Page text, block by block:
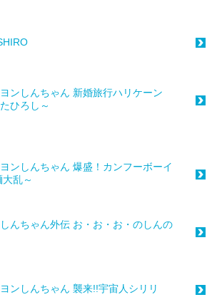
ンしんちゃん 新婚旅行ハリケーン
ひろし～
ンしんちゃん 爆盛！カンフーボーイ
乱～
んちゃん外伝 お・お・お・のしんの
ンしんちゃん 襲来!!宇宙人シリリ